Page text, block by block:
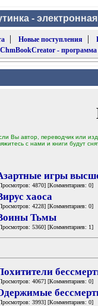
-
| Новые поступления |
ChmBookCreator -
Вы автор, переводчик или
с нами и книги будут
игры
4870] [Комментариев: 0]
хаоса
4228] [Комментариев: 0]
Тьмы
5360] [Комментариев: 1]
4067] [Комментариев: 0]
3993] [Комментариев: 0]